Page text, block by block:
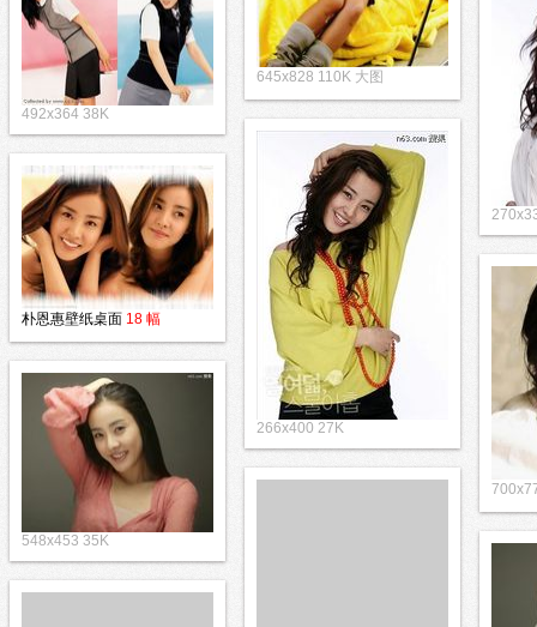
645x828 110K 大图
492x364 38K
266x400 27K
朴恩惠壁纸桌面 18 幅
548x453 35K